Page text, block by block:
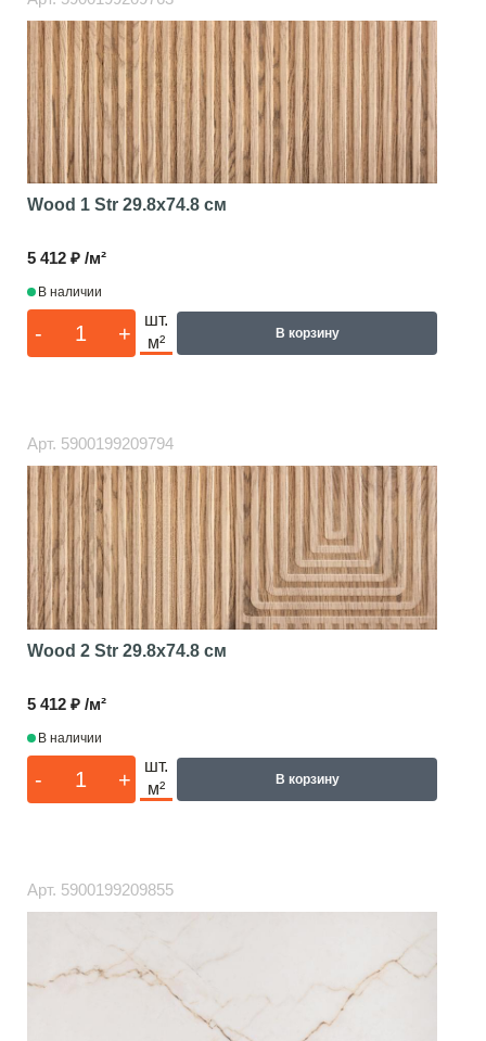
Wood 1 Str 29.8x74.8 см
5 412 ₽ /м²
В наличии
- +
шт.
м²
В корзину
Арт. 5900199209794
Wood 2 Str 29.8x74.8 см
5 412 ₽ /м²
В наличии
- +
шт.
м²
В корзину
Арт. 5900199209855